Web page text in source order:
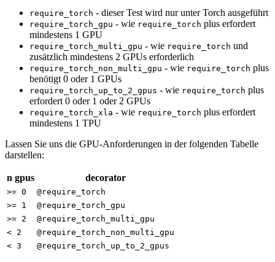
require_torch - dieser Test wird nur unter Torch ausgeführt
require_torch_gpu - wie require_torch plus erfordert
mindestens 1 GPU
require_torch_multi_gpu - wie require_torch und
zusätzlich mindestens 2 GPUs erforderlich
require_torch_non_multi_gpu - wie require_torch plus
benötigt 0 oder 1 GPUs
require_torch_up_to_2_gpus - wie require_torch plus
erfordert 0 oder 1 oder 2 GPUs
require_torch_xla - wie require_torch plus erfordert
mindestens 1 TPU
Lassen Sie uns die GPU-Anforderungen in der folgenden Tabelle
darstellen:
n gpus decorator
>= 0
@require_torch
>= 1
@require_torch_gpu
>= 2
@require_torch_multi_gpu
< 2
@require_torch_non_multi_gpu
< 3
@require_torch_up_to_2_gpus